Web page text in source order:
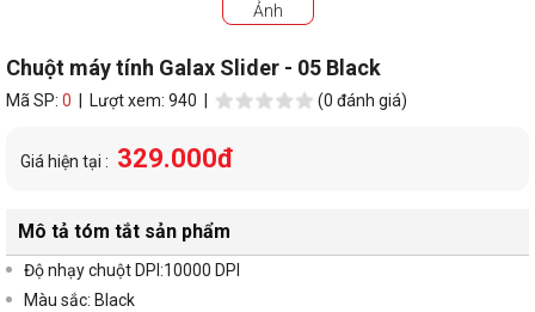
Ảnh
Chuột máy tính Galax Slider - 05 Black
Mã SP: 0 | Lượt xem: 940 | (0 đánh giá)
Giá hiện tại : 329.000đ
Mô tả tóm tắt sản phẩm
Độ nhạy chuột DPI:10000 DPI
Màu sắc: Black